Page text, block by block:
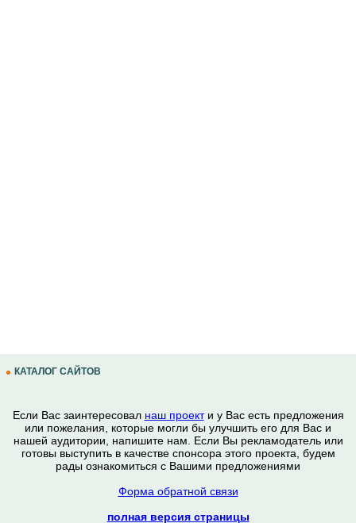
КАТАЛОГ САЙТОВ
Если Вас заинтересовал наш проекти у Вас есть предложения
или пожелания, которые могли бы улучшить его для Вас и
нашей аудитории, напишите нам. Если Вы рекламодатель или
готовы выступить в качестве спонсора этого проекта, будем
рады ознакомиться с Вашими предложениями
Форма обратной связи
полная версия страницы